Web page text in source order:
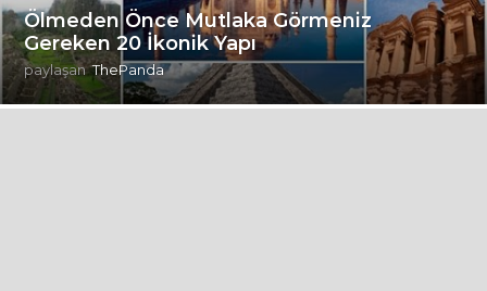
Ölmeden Önce Mutlaka Görmeniz
Gereken 20 İkonik Yapı
paylaşan ThePanda